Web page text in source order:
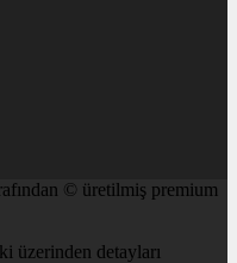
© üretilmiş premium
üzerinden detayları